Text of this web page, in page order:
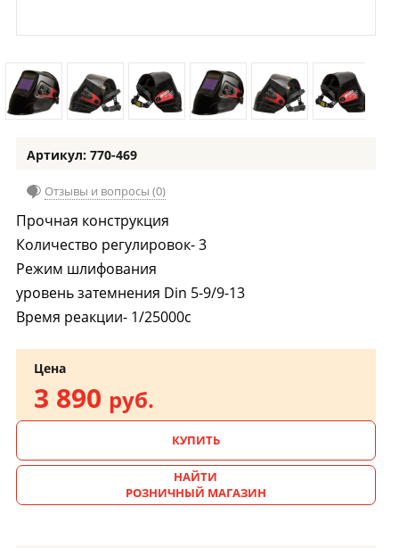
Артикул: 770-469
Отзывы и вопросы (0)
Прочная конструкция
Количество регулировок- 3
Режим шлифования
уровень затемнения Din 5-9/9-13
Время реакции- 1/25000с
Цена
3 890 руб.
КУПИТЬ
НАЙТИ
РОЗНИЧНЫЙ МАГАЗИН